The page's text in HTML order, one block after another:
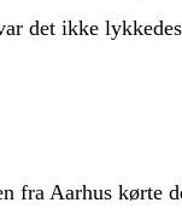
det ikke
fra Aarhus